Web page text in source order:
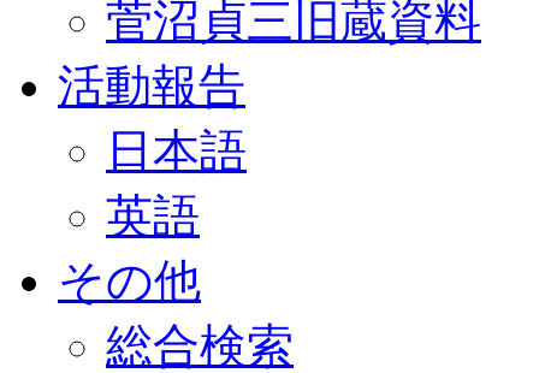
菅沼貞三旧蔵資料
活動報告
日本語
英語
その他
総合検索